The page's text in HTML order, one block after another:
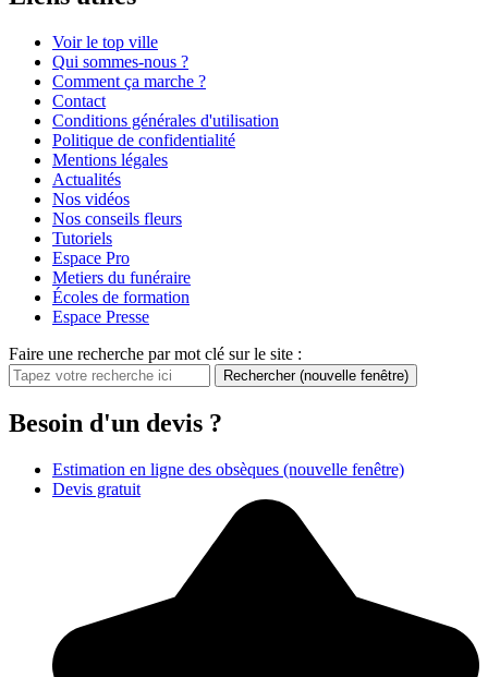
Voir le top ville
Qui sommes-nous ?
Comment ça marche ?
Contact
Conditions générales d'utilisation
Politique de confidentialité
Mentions légales
Actualités
Nos vidéos
Nos conseils fleurs
Tutoriels
Espace Pro
Metiers du funéraire
Écoles de formation
Espace Presse
Faire une recherche par mot clé sur le site :
Rechercher (nouvelle fenêtre)
Besoin d'un devis ?
Estimation en ligne des obsèques (nouvelle fenêtre)
Devis gratuit